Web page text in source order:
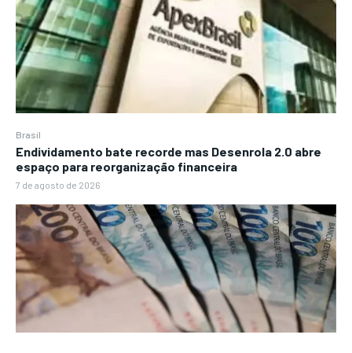
Brasil
Endividamento bate recorde mas Desenrola 2.0 abre
espaço para reorganização financeira
7 de agosto de 2026